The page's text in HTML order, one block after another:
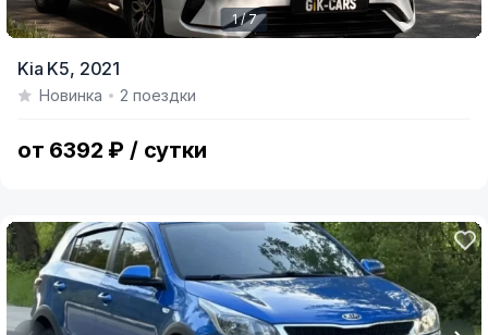
of
1 / 7
Kia K5, 2021
Новинка 2 поездки
от 6392 ₽ / сутки